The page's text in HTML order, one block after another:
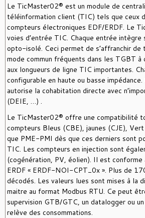
Le TicMaster02® est un module de
téléinformation client (TIC) tels que ceux
compteurs électroniques EDF/ERDF. Le
voies d’entrée TIC. Chaque entrée intègre
opto-isolé. Ceci permet de s’affranchir de
mode commun fréquents dans les TGBT
aux longueurs de ligne TIC importantes.
configurable en haute ou basse
autorise la cohabitation directe avec
(DEIE, …) .
Le TicMaster02® offre une compatibilité
compteurs Bleus (CBE), jaunes (CJE),
que PME-PMI dès que ces derniers sont
TIC. Les compteurs en injection sont
(cogénération, PV, éolien). Il est
ERDF « ERDF-NOI-CPT_0x ». Plus de
décodés. Les valeurs lues sont mises à la
maitre au format Modbus RTU. Ce peut
supervision GTB/GTC, un datalogger ou
relève des consommations.